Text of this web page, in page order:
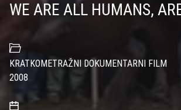
WE ARE ALL HUMANS,
KRATKOMETRAŽNI DOKUMENTARNI FILM
2008